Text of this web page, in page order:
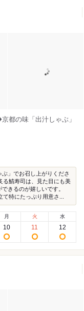
都の味「出汁しゃぶ」
ぶ」でお召し上がりくださ
る鯖寿司は、見た目にも美
きるのが嬉しいです。
特にたっぷり用意さ...
月
10
火
11
水
12